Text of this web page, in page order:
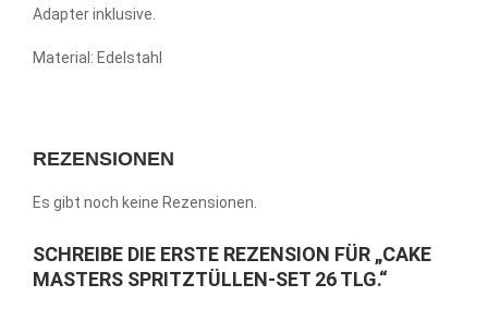
Adapter inklusive.
Material: Edelstahl
REZENSIONEN
Es gibt noch keine Rezensionen.
SCHREIBE DIE ERSTE REZENSION FÜR „CAKE
MASTERS SPRITZTÜLLEN-SET 26 TLG.“